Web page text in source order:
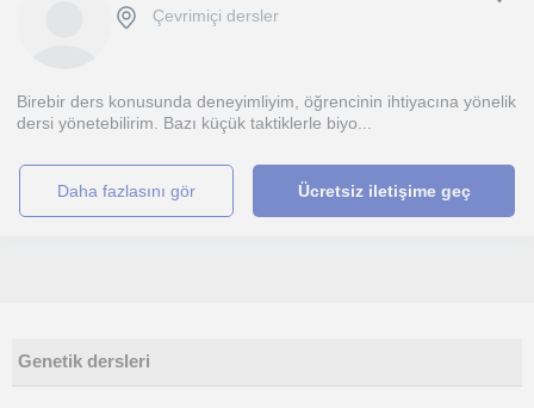
Çevrimiçi dersler
Birebir ders konusunda deneyimliyim, öğrencinin ihtiyacına yönelik
dersi yönetebilirim. Bazı küçük taktiklerle biyo...
daha fazlasını gör Ücretsiz iletişime geç
Genetik dersleri